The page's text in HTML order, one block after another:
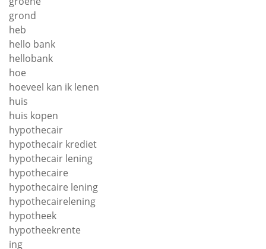
grond
heb
hello bank
hellobank
hoe
hoeveel kan ik lenen
huis
huis kopen
hypothecair
hypothecair krediet
hypothecair lening
hypothecaire
hypothecaire lening
hypothecairelening
hypotheek
hypotheekrente
ing